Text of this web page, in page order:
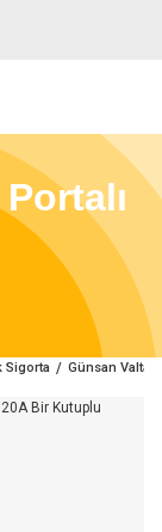
Sigorta Günsan Valta